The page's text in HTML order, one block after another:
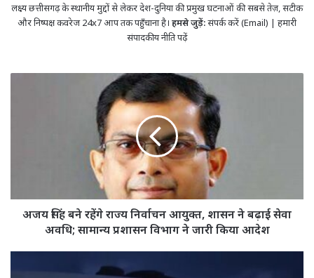
लक्ष्य छत्तीसगढ़ के स्थानीय मुद्दों से लेकर देश-दुनिया की प्रमुख घटनाओं की सबसे तेज़, सटीक
और निष्पक्ष कवरेज 24x7 आप तक पहुँचाना है। हमसे जुड़ें:संपर्क करें (Email) | हमारी
संपादकीय नीति पढ़ें
ने
बढ़ाईअजय सिंह बने रहेंगे राज्य निर्वाचन आयुक्त, शासन ने बढ़ाई सेवा
अवधि; सामान्य प्रशासन विभाग ने जारी किया आदेश